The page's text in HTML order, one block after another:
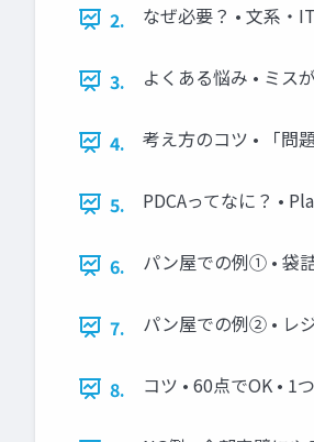
2. なぜ必要？ • 文系・
3. よくある悩み • ミス
4. 考え方のコツ • 「問
5. PDCAってなに？ •
6. パン屋での例① • 袋
7. パン屋での例② • レ
8. コツ • 60点でOK • 1